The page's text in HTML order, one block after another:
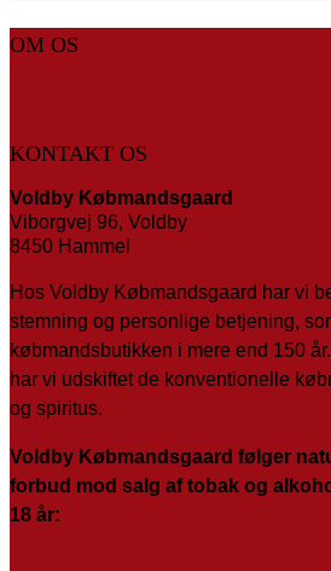
OM OS
KONTAKT OS
Voldby Købmandsgaard
Viborgvej 96, Voldby
8450 Hammel
Hos Voldby Købmandsgaard har vi
stemning og personlige betjening,
købmandsbutikken i mere end 150
har vi udskiftet de konventionelle
og spiritus.
Voldby Købmandsgaard følger
forbud mod salg af tobak og
18 år: